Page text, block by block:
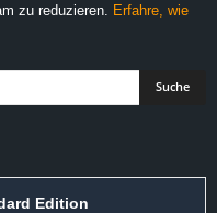
zu reduzieren.
Erfahre, wie
Edition